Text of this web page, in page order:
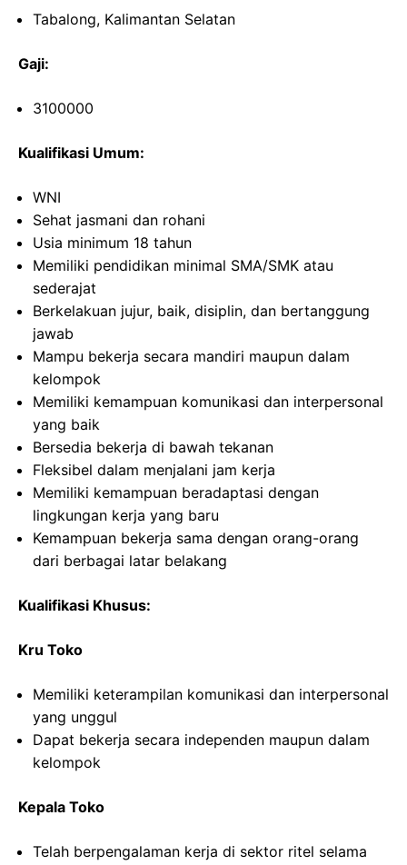
Tabalong, Kalimantan Selatan
Gaji:
3100000
Kualifikasi Umum:
WNI
Sehat jasmani dan rohani
Usia minimum 18 tahun
Memiliki pendidikan minimal SMA/SMK atau
sederajat
Berkelakuan jujur, baik, disiplin, dan bertanggung
jawab
Mampu bekerja secara mandiri maupun dalam
kelompok
Memiliki kemampuan komunikasi dan interpersonal
yang baik
Bersedia bekerja di bawah tekanan
Fleksibel dalam menjalani jam kerja
Memiliki kemampuan beradaptasi dengan
lingkungan kerja yang baru
Kemampuan bekerja sama dengan orang-orang
dari berbagai latar belakang
Kualifikasi Khusus:
Kru Toko
Memiliki keterampilan komunikasi dan interpersonal
yang unggul
Dapat bekerja secara independen maupun dalam
kelompok
Kepala Toko
Telah berpengalaman kerja di sektor ritel selama